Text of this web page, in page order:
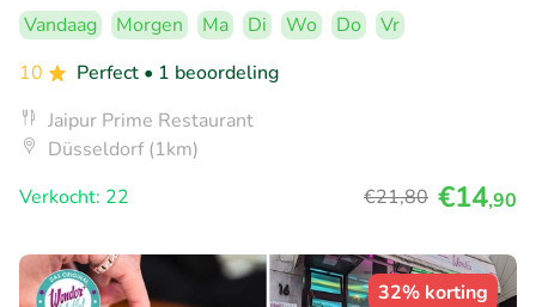
Vandaag Morgen Ma Di Wo Do
Vr
10
Perfect • 1 beoordeling
Jaipur Prime Restaurant
Düsseldorf (1km)
Verkocht: 22
€21,80 €14,90
32% korting